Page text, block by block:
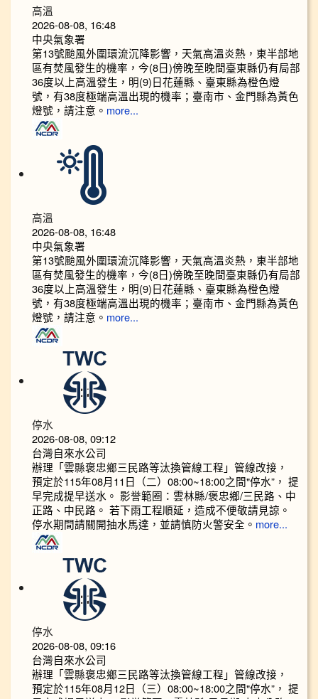
高溫
2026-08-08, 16:48
中央氣象署
第13號颱風外圍環流沉降影響，天氣高溫炎熱，東半部地
區有焚風發生的機率，今(8日)傍晚至晚間臺東縣仍有局部
36度以上高溫發生，明(9)日花蓮縣、臺東縣為橙色燈
號，有38度極端高溫出現的機率；臺南市、金門縣為黃色
燈號，請注意。 more...
高溫
2026-08-08, 16:48
中央氣象署
第13號颱風外圍環流沉降影響，天氣高溫炎熱，東半部地
區有焚風發生的機率，今(8日)傍晚至晚間臺東縣仍有局部
36度以上高溫發生，明(9)日花蓮縣、臺東縣為橙色燈
號，有38度極端高溫出現的機率；臺南市、金門縣為黃色
燈號，請注意。 more...
停水
2026-08-08, 09:12
台灣自來水公司
辦理「雲縣褒忠鄉三民路等汰換管線工程」管線改接，
預定於115年08月11日（二）08:00~18:00之間"停水”， 提
早完成提早送水。 影誉範圈：雲林縣/褒忠鄉/三民路、中
正路、中民路。 若下雨工程順延，造成不便敬請見諒。
停水期間請關開抽水馬達，並請慎防火警安全。 more...
停水
2026-08-08, 09:16
台灣自來水公司
辦理「雲縣褒忠鄉三民路等汰換管線工程」管線改接，
預定於115年08月12日（三）08:00~18:00之間"停水”， 提